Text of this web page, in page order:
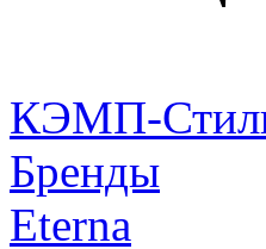
КЭМП-
Бренды
Eterna